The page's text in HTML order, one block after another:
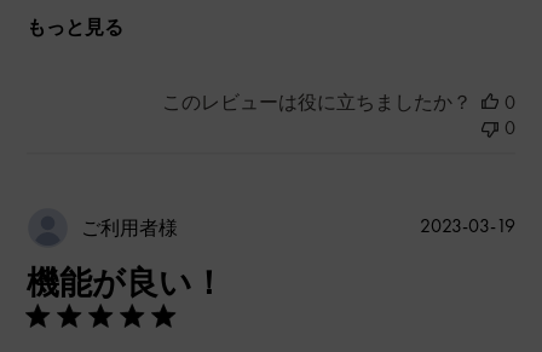
もっと見る
このレビューは役に立ちましたか？
0
0
ご利用者様
機能が良い！
公
2023-03-19